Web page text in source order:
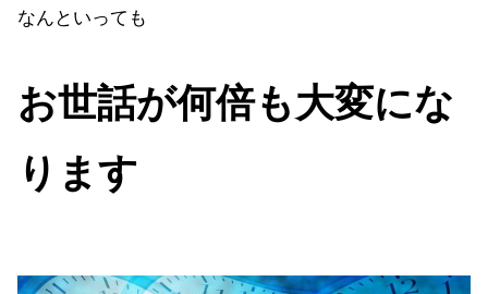
なんといっても
お世話が何倍も大変にな
ります